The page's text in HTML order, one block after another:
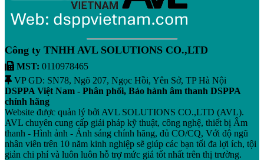
Công ty TNHH AVL SOLUTIONS CO.,LTD
MST: 0110978465
VP GD: SN78, Ngõ 207, Ngọc Hồi, Yên Sở, TP Hà Nội
DSPPA Việt Nam - Phân phối, Bảo hành âm thanh DSPPA
chính hãng
Website được quản lý bởi AVL SOLUTIONS CO.,LTD (AVL).
AVL chuyên cung cấp giải pháp kỹ thuật, công nghệ, thiết bị Âm
thanh - Hình ảnh - Ánh sáng chính hãng, đủ CO/CQ, Với độ ngũ
nhân viên trên 10 năm kinh nghiệp sẽ giúp các bạn tối đa lợi ích, tội
giản chi phí và luôn luôn hỗ trợ mức giá tốt nhất trên thị trường.